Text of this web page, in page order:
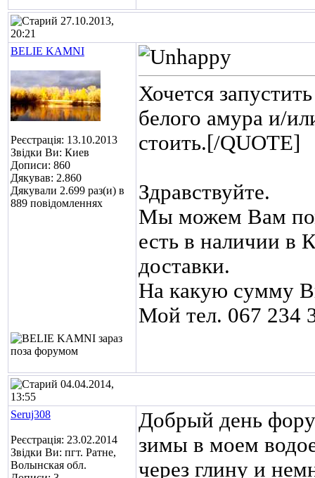
27.10.2013,
20:21
BELIE KAMNI
Реєстрація: 13.10.2013
Звідки Ви: Киев
Дописи: 860
Дякував: 2.860
Дякували 2.699 раз(и) в
889 повідомленнях
Хочется
белого амура и/
стоить.[/QUOTE]
Здравствуйте.
Мы можем Вам
есть в наличии в
доставки.
На какую сумму
Мой тел. 067 234
04.04.2014,
13:55
Seruj308
Реєстрація: 23.02.2014
Звідки Ви: пгт. Ратне,
Волынская обл.
Добрый день
зимы в моем
через глину и